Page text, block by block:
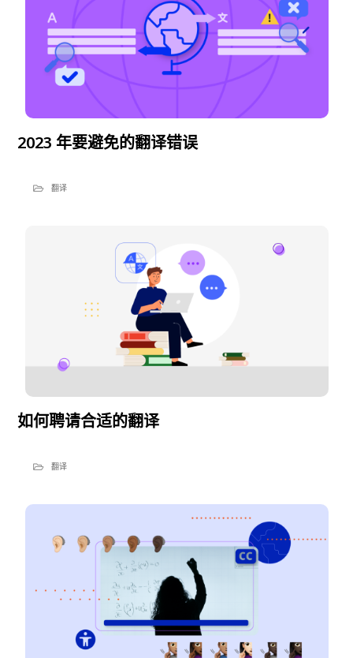
2023 年要避免的翻译错误
翻译
如何聘请合适的翻译
翻译